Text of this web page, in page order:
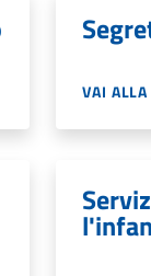
VAI